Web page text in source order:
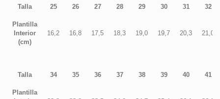
Talla 25 26 27 28 29 30 31 32
Plantilla
Interior
(cm)
16,2 16,8 17,5 18,3 19,0 19,7 20,3 21,0
Talla 34 35 36 37 38 39 40 41
Plantilla